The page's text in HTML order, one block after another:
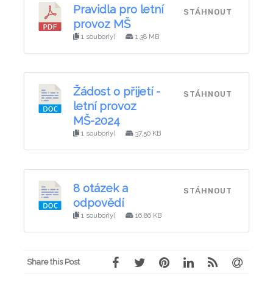
Pravidla pro letní
provoz MŠ
1 soubor(y) 1.38 MB
STÁHNOUT
Žádost o přijetí -
letní provoz
MŠ-2024
1 soubor(y) 37.50 KB
STÁHNOUT
8 otázek a
odpovědí
1 soubor(y) 16.86 KB
STÁHNOUT
Share this Post